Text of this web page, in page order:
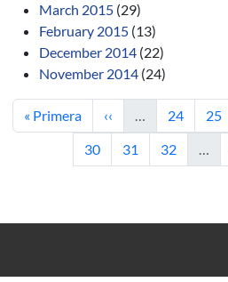
March 2015 (29)
February 2015 (13)
December 2014 (22)
November 2014 (24)
First page
« Primera Previous page
‹‹ … Page
24 Page
25
Page
30 Page
31 Page
32 …